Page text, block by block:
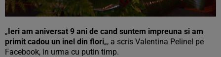
„Ieri am aniversat 9 ani de cand suntem impreuna si am
primit cadou un inel din flori„, a scris Valentina Pelinel pe
Facebook, in urma cu putin timp.